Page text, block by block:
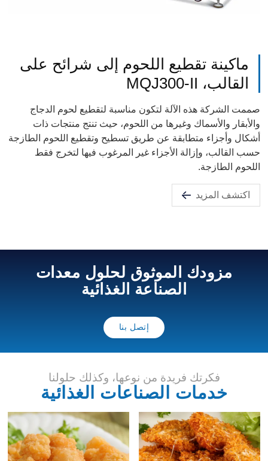
ماكينة تقطيع اللحوم إلى شرائح على
القالب، MQJ300-II
صممت الشركة هذه الآلة لتكون مناسبة لتقطيع لحوم الدجاج
والأبقار والأسماك وغيرها من اللحوم، حيث تنتج منتجات ذات
أشكال وأجزاء متطابقة عن طريق تسطيح وتقطيع اللحوم الطازجة
حسب القالب، وإزالة الأجزاء غير المرغوب فيها لتخرج فقط
اللحوم الطازجة.
اكتشف المزيد
مزودك الموثوق لحلول معدات
الصناعة الغذائية
إتصل بنا
فكرتك فريدة من نوعها، وكذلك حلولنا
خدمات الصناعات الغذائية